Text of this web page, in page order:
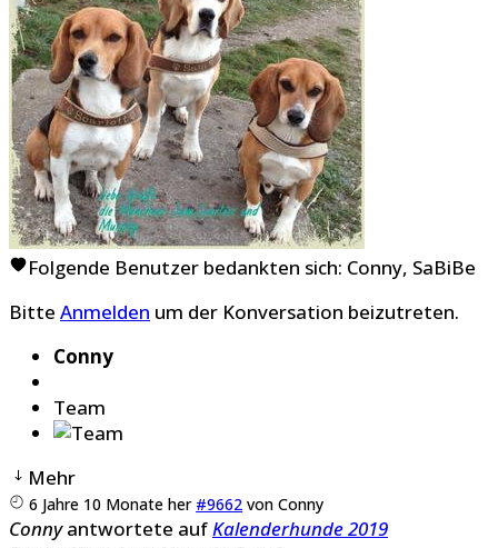
Folgende Benutzer bedankten sich: Conny, SaBiBe
Bitte Anmelden um der Konversation beizutreten.
Conny
Team
Mehr
6 Jahre 10 Monate her #9662 vonConny
Connyantwortete aufKalenderhunde 2019